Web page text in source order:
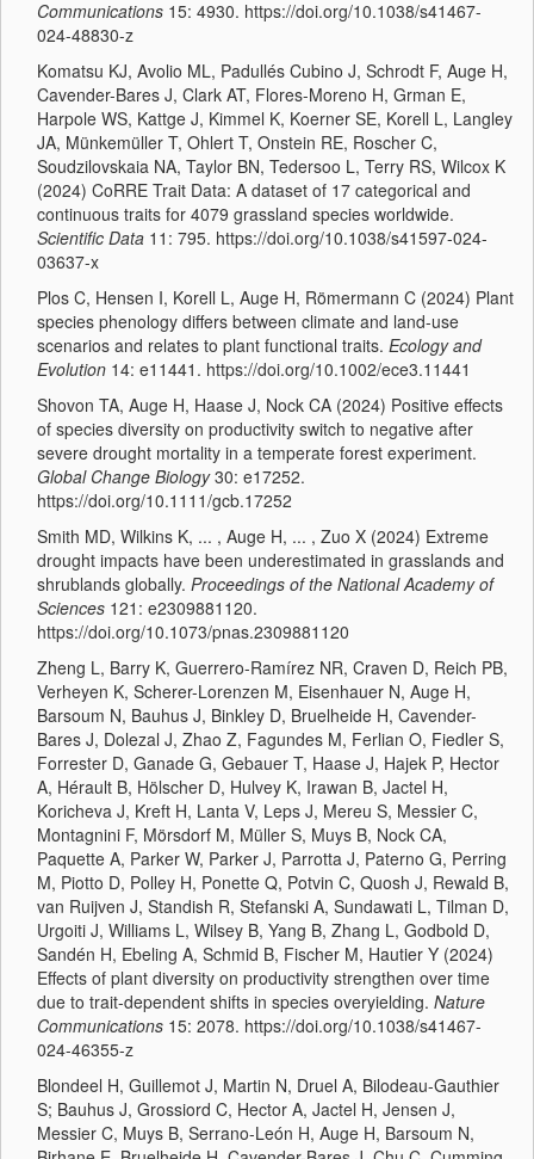
Communications 15: 4930. https://doi.org/10.1038/s41467-
024-48830-z
Komatsu KJ, Avolio ML, Padullés Cubino J, Schrodt F, Auge H,
Cavender-Bares J, Clark AT, Flores-Moreno H, Grman E,
Harpole WS, Kattge J, Kimmel K, Koerner SE, Korell L, Langley
JA, Münkemüller T, Ohlert T, Onstein RE, Roscher C,
Soudzilovskaia NA, Taylor BN, Tedersoo L, Terry RS, Wilcox K
(2024) CoRRE Trait Data: A dataset of 17 categorical and
continuous traits for 4079 grassland species worldwide.
Scientific Data 11: 795. https://doi.org/10.1038/s41597-024-
03637-x
Plos C, Hensen I, Korell L, Auge H, Römermann C (2024) Plant
species phenology differs between climate and land-use
scenarios and relates to plant functional traits. Ecology and
Evolution 14: e11441. https://doi.org/10.1002/ece3.11441
Shovon TA, Auge H, Haase J, Nock CA (2024) Positive effects
of species diversity on productivity switch to negative after
severe drought mortality in a temperate forest experiment.
Global Change Biology30: e17252.
https://doi.org/10.1111/gcb.17252
Smith MD, Wilkins K, ... , Auge H, ... , Zuo X (2024) Extreme
drought impacts have been underestimated in grasslands and
shrublands globally. Proceedings of the National Academy of
Sciences 121: e2309881120.
https://doi.org/10.1073/pnas.2309881120
Zheng L, Barry K, Guerrero-Ramírez NR, Craven D, Reich PB,
Verheyen K, Scherer-Lorenzen M, Eisenhauer N, Auge H,
Barsoum N, Bauhus J, Binkley D, Bruelheide H, Cavender-
Bares J, Dolezal J, Zhao Z, Fagundes M, Ferlian O, Fiedler S,
Forrester D, Ganade G, Gebauer T, Haase J, Hajek P, Hector
A, Hérault B, Hölscher D, Hulvey K, Irawan B, Jactel H,
Koricheva J, Kreft H, Lanta V, Leps J, Mereu S, Messier C,
Montagnini F, Mörsdorf M, Müller S, Muys B, Nock CA,
Paquette A, Parker W, Parker J, Parrotta J, Paterno G, Perring
M, Piotto D, Polley H, Ponette Q, Potvin C, Quosh J, Rewald B,
van Ruijven J, Standish R, Stefanski A, Sundawati L, Tilman D,
Urgoiti J, Williams L, Wilsey B, Yang B, Zhang L, Godbold D,
Sandén H, Ebeling A, Schmid B, Fischer M, Hautier Y (2024)
Effects of plant diversity on productivity strengthen over time
due to trait-dependent shifts in species overyielding. Nature
Communications 15: 2078. https://doi.org/10.1038/s41467-
024-46355-z
Blondeel H, Guillemot J, Martin N, Druel A, Bilodeau-Gauthier
S; Bauhus J, Grossiord C, Hector A, Jactel H, Jensen J,
Messier C, Muys B, Serrano-León H, Auge H, Barsoum N,